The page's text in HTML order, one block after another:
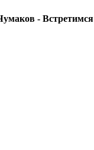
- Встретимся